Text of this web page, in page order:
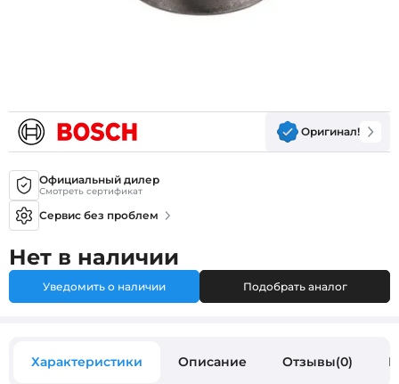
Оригинал!
Официальный дилер
Смотреть сертификат
Сервис без проблем
Нет в наличии
Уведомить о наличии Подобрать аналог
Характеристики Описание Отзывы(0)